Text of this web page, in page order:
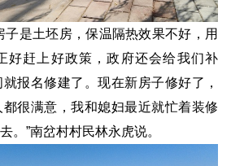
子是土坯房，保温隔热效果不好，用
好赶上好政策，政府还会给我们补
报名修建了。现在新房子修好了，
很满意，我和媳妇最近就忙着装修
。”南岔村村民林永虎说。